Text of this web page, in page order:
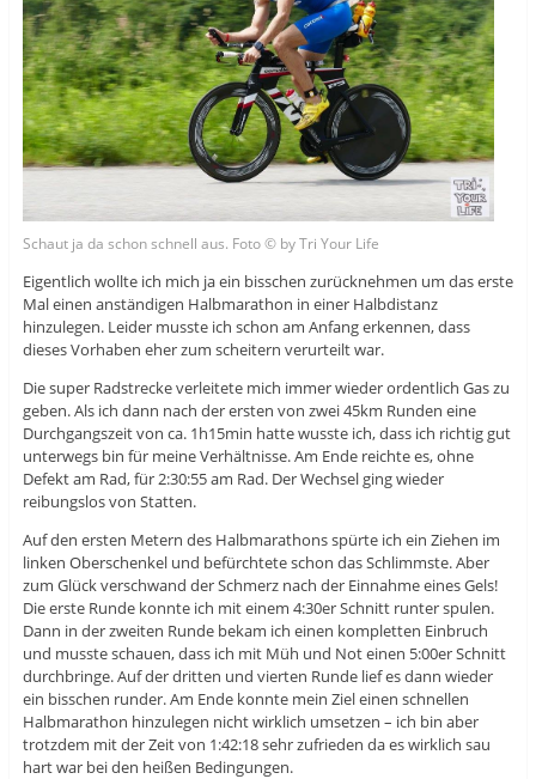
Schaut ja da schon schnell aus. Foto © by Tri Your Life
Eigentlich wollte ich mich ja ein bisschen zurücknehmen um das erste
Mal einen anständigen Halbmarathon in einer Halbdistanz
hinzulegen. Leider musste ich schon am Anfang erkennen, dass
dieses Vorhaben eher zum scheitern verurteilt war.
Die super Radstrecke verleitete mich immer wieder ordentlich Gas zu
geben. Als ich dann nach der ersten von zwei 45km Runden eine
Durchgangszeit von ca. 1h15min hatte wusste ich, dass ich richtig gut
unterwegs bin für meine Verhältnisse. Am Ende reichte es, ohne
Defekt am Rad, für 2:30:55 am Rad. Der Wechsel ging wieder
reibungslos von Statten.
Auf den ersten Metern des Halbmarathons spürte ich ein Ziehen im
linken Oberschenkel und befürchtete schon das Schlimmste. Aber
zum Glück verschwand der Schmerz nach der Einnahme eines Gels!
Die erste Runde konnte ich mit einem 4:30er Schnitt runter spulen.
Dann in der zweiten Runde bekam ich einen kompletten Einbruch
und musste schauen, dass ich mit Müh und Not einen 5:00er Schnitt
durchbringe. Auf der dritten und vierten Runde lief es dann wieder
ein bisschen runder. Am Ende konnte mein Ziel einen schnellen
Halbmarathon hinzulegen nicht wirklich umsetzen – ich bin aber
trotzdem mit der Zeit von 1:42:18 sehr zufrieden da es wirklich sau
hart war bei den heißen Bedingungen.